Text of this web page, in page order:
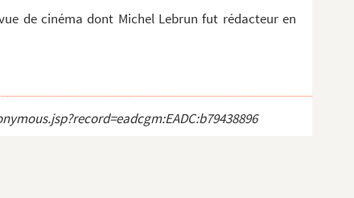
de cinéma dont Michel Lebrun fut rédacteur en